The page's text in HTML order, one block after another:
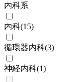
内科系
内科(15)
循環器内科(3)
神経内科(1)